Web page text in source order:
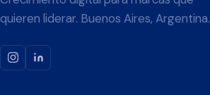
quieren liderar. Buenos Aires, Argentina.